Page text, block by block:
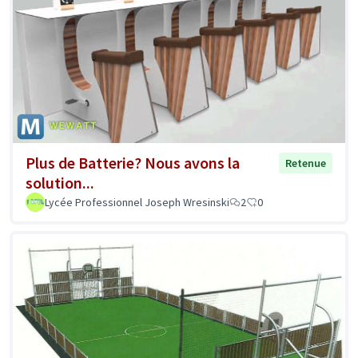
Plus de Batterie? Nous avons la
solution...
Retenue
Lycée Professionnel Joseph Wresinski 2 0